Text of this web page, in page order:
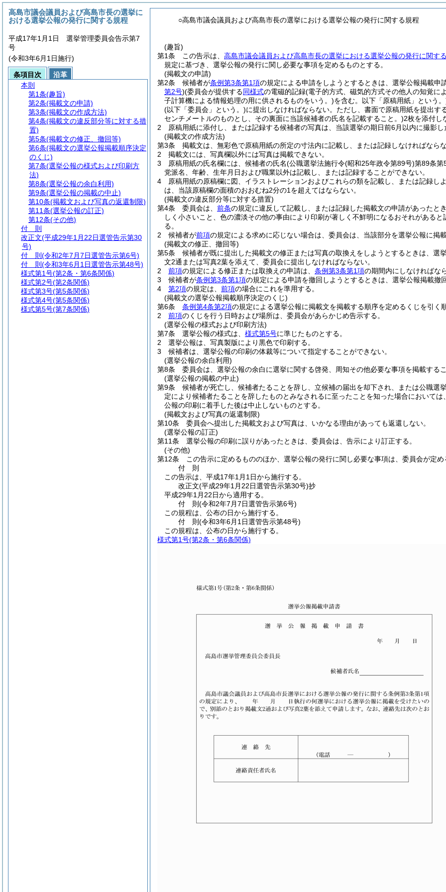
○高島市議会議員および高島市長の選挙における選挙公報の発行に関する規程
(趣旨)
第1条
この告示は、 高島市議会議員および高島市長の選挙における選挙公報の発行に関す
規定に基づき、選挙公報の発行に関し必要な事項を定めるものとする。
(掲載文の申請)
第2条
候補者が条例第3条第1項の規定による申請をしようとするときは、選挙公報掲載申
第2号)(委員会が提供する同様式の電磁的記録(電子的方式、磁気的方式その他人の知覚に
子計算機による情報処理の用に供されるものをいう。)を含む。以下「原稿用紙」という
(以下「委員会」という。)に提出しなければならない。 ただし、書面で原稿用紙を提出す
センチメートルのものとし、その裏面に当該候補者の氏名を記載すること。)2枚を添付し
2
原稿用紙に添付し、または記録する候補者の写真は、当該選挙の期日前6月以内に撮影し
(掲載文の作成方法)
第3条
掲載文は、無彩色で原稿用紙の所定の寸法内に記載し、または記録しなければなら
2
掲載文には、写真欄以外には写真は掲載できない。
3
原稿用紙の氏名欄には、候補者の氏名(公職選挙法施行令(昭和25年政令第89号)第89条第
党派名、年齢、生年月日および職業以外は記載し、または記録することができない。
4
原稿用紙の原稿欄に図、イラストレーションおよびこれらの類を記載し、または記録
は、当該原稿欄の面積のおおむね2分の1を超えてはならない。
(掲載文の違反部分等に対する措置)
第4条
委員会は、 前条の規定に違反して記載し、または記録した掲載文の申請があったと
しく小さいこと、色の濃淡その他の事由により印刷が著しく不鮮明になるおそれがある
る。
2
候補者が前項の規定による求めに応じない場合は、委員会は、当該部分を選挙公報に掲
(掲載文の修正、撤回等)
第5条
候補者が既に提出した掲載文の修正または写真の取換えをしようとするときは、選
文2通または写真2葉を添えて、委員会に提出しなければならない。
2
前項の規定による修正または取換えの申請は、 条例第3条第1項の期間内にしなければな
3
候補者が条例第3条第1項の規定による申請を撤回しようとするときは、選挙公報掲載撤
4
第2項の規定は、 前項の場合にこれを準用する。
(掲載文の選挙公報掲載順序決定のくじ)
第6条
条例第4条第2項の規定による選挙公報に掲載文を掲載する順序を定めるくじを引
2
前項のくじを行う日時および場所は、委員会があらかじめ告示する。
(選挙公報の様式および印刷方法)
第7条
選挙公報の様式は、 様式第5号に準じたものとする。
2
選挙公報は、写真製版により黒色で印刷する。
3
候補者は、選挙公報の印刷の体裁等について指定することができない。
(選挙公報の余白利用)
第8条
委員会は、選挙公報の余白に選挙に関する啓発、周知その他必要な事項を掲載する
(選挙公報の掲載の中止)
第9条
候補者が死亡し、候補者たることを辞し、立候補の届出を却下され、または公職選
定により候補者たることを辞したものとみなされるに至ったことを知った場合において
公報の印刷に着手した後は中止しないものとする。
(掲載文および写真の返還制限)
第10条
委員会へ提出した掲載文および写真は、いかなる理由があっても返還しない。
(選挙公報の訂正)
第11条
選挙公報の印刷に誤りがあったときは、委員会は、告示により訂正する。
(その他)
第12条
この告示に定めるもののほか、選挙公報の発行に関し必要な事項は、委員会が定め
付 則
この告示は、平成17年1月1日から施行する。
改正文(平成29年1月22日選管告示第30号)抄
平成29年1月22日から適用する。
付 則(令和2年7月7日選管告示第6号)
この規程は、公布の日から施行する。
付 則(令和3年6月1日選管告示第48号)
この規程は、公布の日から施行する。
様式第1号(第2条・第6条関係)
高島市議会議員および高島市長の選挙に
おける選挙公報の発行に関する規程
平成17年1月1日 選挙管理委員会告示第7
号
(令和3年6月1日施行)
条項目次
沿革
本則
第1条(趣旨)
第2条(掲載文の申請)
第3条(掲載文の作成方法)
第4条(掲載文の違反部分等に対する措
置)
第5条(掲載文の修正、撤回等)
第6条(掲載文の選挙公報掲載順序決定
のくじ)
第7条(選挙公報の様式および印刷方
法)
第8条(選挙公報の余白利用)
第9条(選挙公報の掲載の中止)
第10条(掲載文および写真の返還制限)
第11条(選挙公報の訂正)
第12条(その他)
付 則
改正文(平成29年1月22日選管告示第30
号)
付 則 (令和2年7月7日選管告示第6号)
付 則 (令和3年6月1日選管告示第48号)
様式第1号(第2条・第6条関係)
様式第2号(第2条関係)
様式第3号(第5条関係)
様式第4号(第5条関係)
様式第5号(第7条関係)